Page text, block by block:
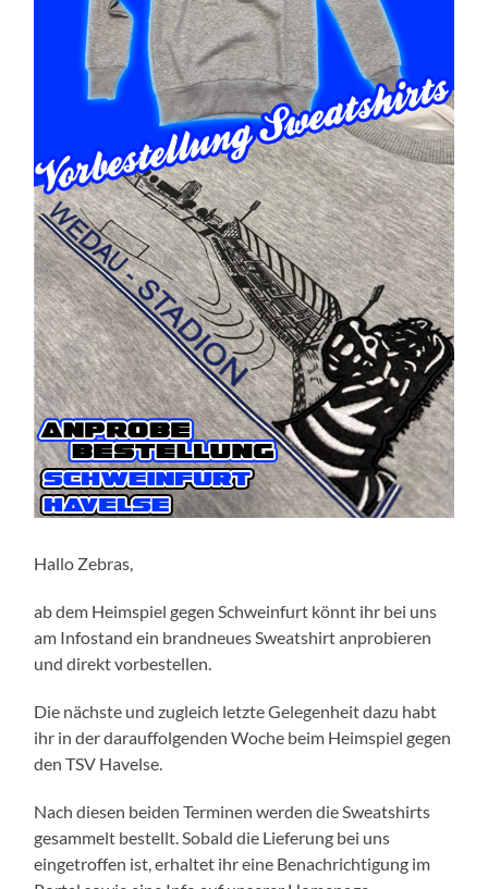
Hallo Zebras,
ab dem Heimspiel gegen Schweinfurt könnt ihr bei uns
am Infostand ein brandneues Sweatshirt anprobieren
und direkt vorbestellen.
Die nächste und zugleich letzte Gelegenheit dazu habt
ihr in der darauffolgenden Woche beim Heimspiel gegen
den TSV Havelse.
Nach diesen beiden Terminen werden die Sweatshirts
gesammelt bestellt. Sobald die Lieferung bei uns
eingetroffen ist, erhaltet ihr eine Benachrichtigung im